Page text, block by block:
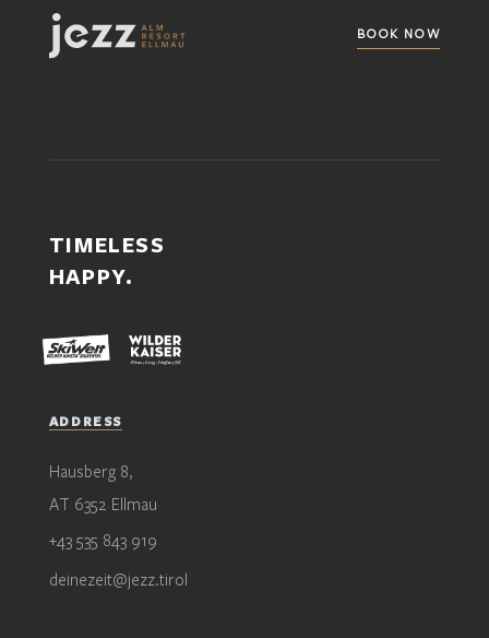
BOOK NOW
TIMELESS
HAPPY.
ADDRESS
Hausberg 8,
AT 6352 Ellmau
+43 535 843 919
deinezeit@jezz.tirol